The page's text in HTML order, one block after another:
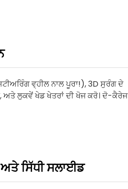
ਵ੍ਹੀਲ ਨਾਲ ਪੂਰਾ!), 3D ਸੁਰੰਗ ਦੇ
ਅਤੇ ਲੁਕਵੇਂ ਖੇਡ ਖੇਤਰਾਂ ਦੀ ਖੋਜ ਕਰੋ। ਦੋ-ਕੈਰੇਜ
ਸਿੱਧੀ ਸਲਾਈਡ